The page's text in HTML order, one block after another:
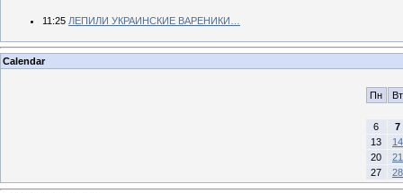
11:25 ЛЕПИЛИ УКРАИНСКИЕ ВАРЕНИКИ…
Calendar
Пн Вт
6
7
13
14
20
21
27
28